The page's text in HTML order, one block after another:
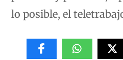
lo posible, el teletrabajo.